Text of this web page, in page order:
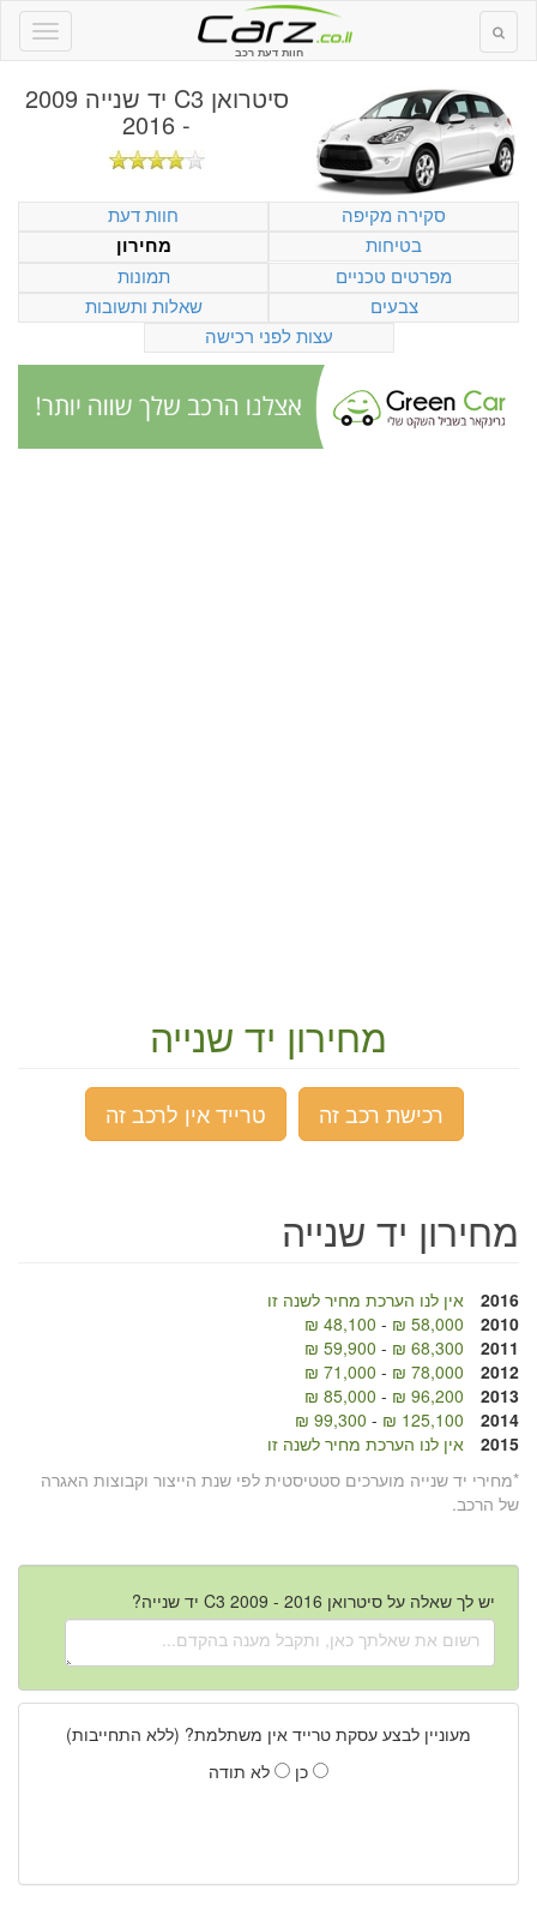
חוות דעת רכב
סיטרואן C3 יד שנייה 2009
- 2016
סקירה מקיפה
חוות דעת
בטיחות
מחירון
מפרטים טכניים
תמונות
צבעים
שאלות ותשובות
עצות לפני רכישה
מחירון יד שנייה
רכישת רכב זה טרייד אין לרכב זה
מחירון יד שנייה
2016
אין לנו הערכת מחיר לשנה זו
2010
58,000 ₪
-
48,100 ₪
2011
68,300 ₪
-
59,900 ₪
2012
78,000 ₪
-
71,000 ₪
2013
96,200 ₪
-
85,000 ₪
2014
125,100 ₪
-
99,300 ₪
2015
אין לנו הערכת מחיר לשנה זו
*מחירי יד שנייה מוערכים סטטיסטית לפי שנת הייצור וקבוצות האגרה
של הרכב.
יש לך שאלה על סיטרואן C3 2009 - 2016 יד שנייה?
מעוניין לבצע עסקת טרייד אין משתלמת? (ללא התחייבות)
כן
לא תודה